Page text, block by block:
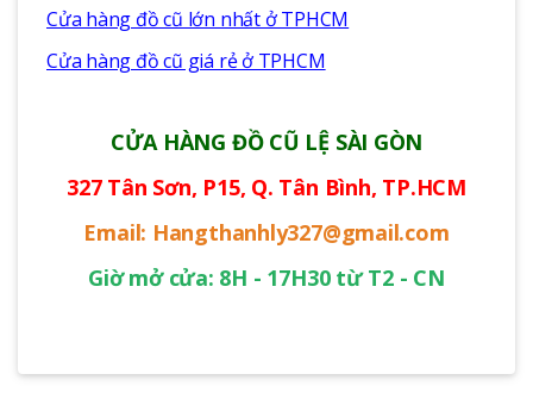
Cửa hàng đồ cũ lớn nhất ở TPHCM
Cửa hàng đồ cũ giá rẻ ở TPHCM
CỬA HÀNG ĐỒ CŨ LỆ SÀI GÒN
327 Tân Sơn, P15, Q. Tân Bình, TP.HCM
Email: Hangthanhly327@gmail.com
Giờ mở cửa: 8H - 17H30 từ T2 - CN